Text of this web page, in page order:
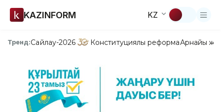
KAZINFORM KZ
Тренд:Сайлау-2026 Конституциялық реформаАрнайы